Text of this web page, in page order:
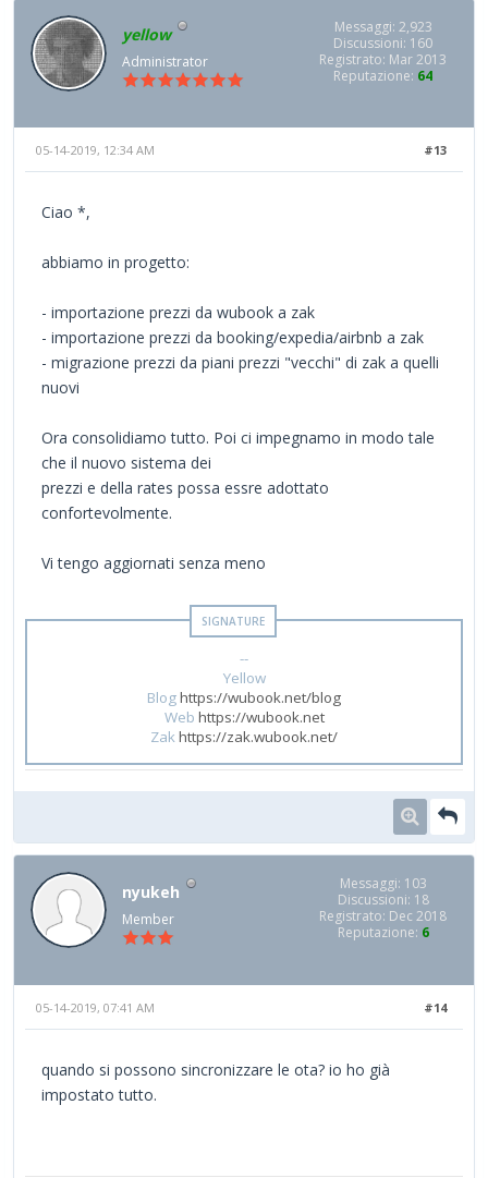
yellow
Administrator
Messaggi: 2,923
Discussioni: 160
Registrato: Mar 2013
Reputazione: 64
#13
05-14-2019, 12:34 AM
Ciao *,
abbiamo in progetto:
- importazione prezzi da wubook a zak
- importazione prezzi da booking/expedia/airbnb a zak
- migrazione prezzi da piani prezzi "vecchi" di zak a quelli
nuovi
Ora consolidiamo tutto. Poi ci impegnamo in modo tale
che il nuovo sistema dei
prezzi e della rates possa essre adottato
confortevolmente.
Vi tengo aggiornati senza meno
--
Yellow
Bloghttps://wubook.net/blog
Web https://wubook.net
Zakhttps://zak.wubook.net/
nyukeh
Member
Messaggi: 103
Discussioni: 18
Registrato: Dec 2018
Reputazione: 6
#14
05-14-2019, 07:41 AM
quando si possono sincronizzare le ota? io ho già
impostato tutto.